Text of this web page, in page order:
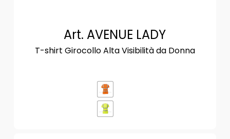
Art. AVENUE LADY
T-shirt Girocollo Alta Visibilità da Donna